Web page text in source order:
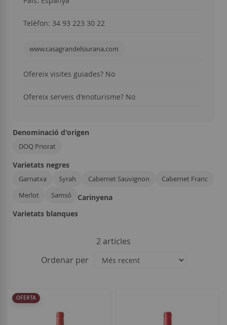
Telèfon: 34 93 223 30 22
www.casagrandelsiurana.com
Ofereix visites guiades? No
Ofereix serveis d'enoturisme? No
Denominació d'origen
DOQ Priorat
Varietats negres
Garnatxa Syrah Cabernet Sauvignon
Cabernet Franc
Merlot
Samsó
Carinyena
Varietats blanques
2 articles
Ordenar per
OFERTA